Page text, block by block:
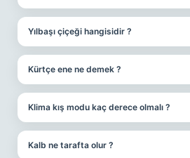
Yılbaşı çiçeği hangisidir ?
Kürtçe ene ne demek ?
Klima kış modu kaç derece olmalı ?
Kalb ne tarafta olur ?